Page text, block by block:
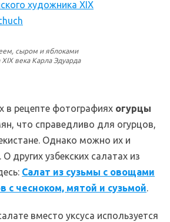
сыром и яблоками
века Карла Эдуарда
в рецепте фотографиях огурцы
что справедливо для огурцов,
Однако можно их и
других узбекских салатах из
Салат из сузьмы с овощами
с чесноком, мятой и сузьмой.
вместо уксуса используется